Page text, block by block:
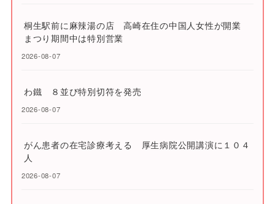
桐生駅前に麻辣湯の店 高崎在住の中国人女性が開業
まつり期間中は特別営業
2026-08-07
わ鐵 ８並び特別切符を発売
2026-08-07
がん患者の在宅診療考える 厚生病院公開講演に１０４
人
2026-08-07